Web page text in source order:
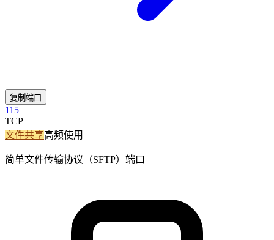
复制端口
115
TCP
文件共享高频使用
简单文件传输协议（SFTP）端口